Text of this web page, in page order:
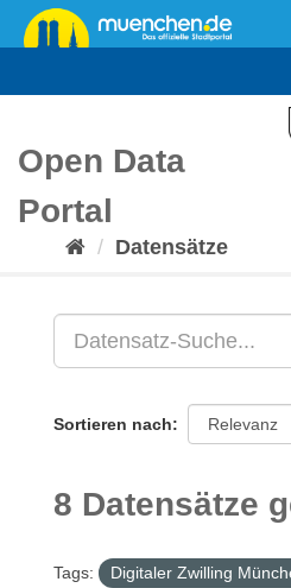
Überspringen
zum
Open Data
Portal
Datensätze
Sortieren nach
8 Datensätze
Tags:
Digitaler Zwilling